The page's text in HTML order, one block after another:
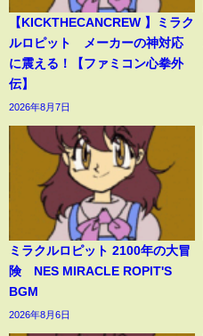
【KICKTHECANCREW 】ミラク
ルロピット メーカーの神対応
に震える！【ファミコン心拳外
伝】
2026年8月7日
ミラクルロピット 2100年の大冒
険 NES MIRACLE ROPIT'S
BGM
2026年8月6日